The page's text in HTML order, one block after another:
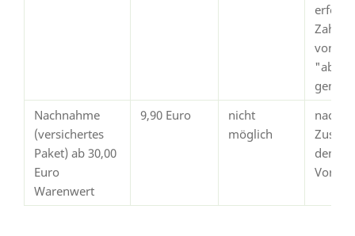
von
Nachnahme
(versichertes
Paket) ab 30,00
Euro
Warenwert
9,90 Euro
nicht
möglich
nach
dem